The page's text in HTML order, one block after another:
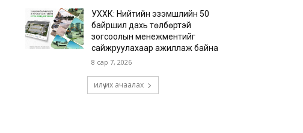
УХХК: Нийтийн эзэмшлийн 50
байршил дахь төлбөртэй
зогсоолын менежментийг
сайжруулахаар ажиллаж байна
8 сар 7, 2026
илүү их ачаалах